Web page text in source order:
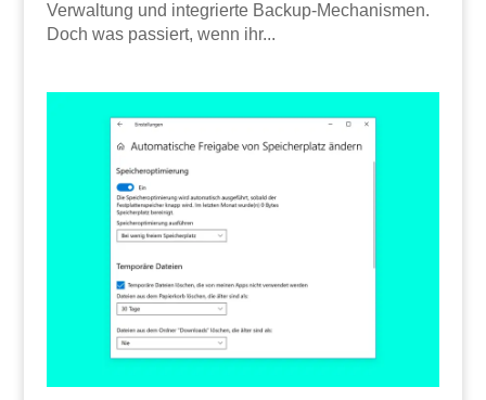
Verwaltung und integrierte Backup-Mechanismen.
Doch was passiert, wenn ihr...